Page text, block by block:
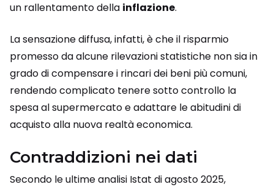
un rallentamento della inflazione.
La sensazione diffusa, infatti, è che il risparmio
promesso da alcune rilevazioni statistiche non sia in
grado di compensare i rincari dei beni più comuni,
rendendo complicato tenere sotto controllo la
spesa al supermercato e adattare le abitudini di
acquisto alla nuova realtà economica.
Contraddizioni nei dati
Secondo le ultime analisi Istat di agosto 2025,